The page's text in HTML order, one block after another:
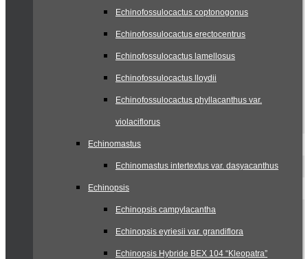
Echinofossulocactus coptonogonus
Echinofossulocactus erectocentrus
Echinofossulocactus lamellosus
Echinofossulocactus lloydii
Echinofossulocactus phyllacanthus var.
violaciflorus
Echinomastus
Echinomastus intertextus var. dasyacanthus
Echinopsis
Echinopsis campylacantha
Echinopsis eyriesii var. grandiflora
Echinopsis Hybride BEX 104 “Kleopatra”